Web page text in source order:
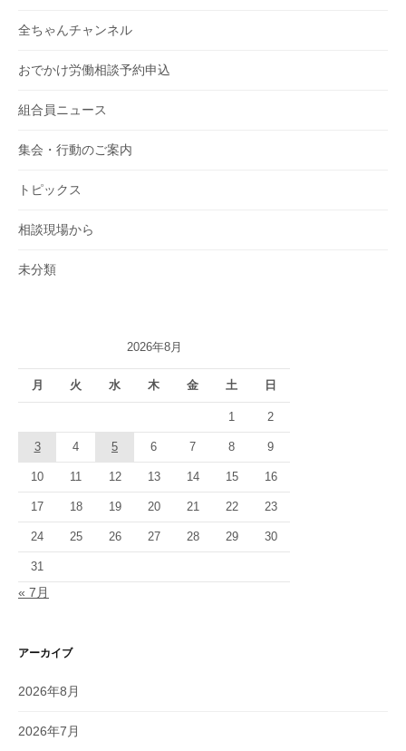
全ちゃんチャンネル
おでかけ労働相談予約申込
組合員ニュース
集会・行動のご案内
トピックス
相談現場から
未分類
2026年8月
月 火 水 木 金 土 日
1 2
3 4 5 6 7 8 9
10 11 12 13 14 15 16
17 18 19 20 21 22 23
24 25 26 27 28 29 30
31
« 7月
アーカイブ
2026年8月
2026年7月